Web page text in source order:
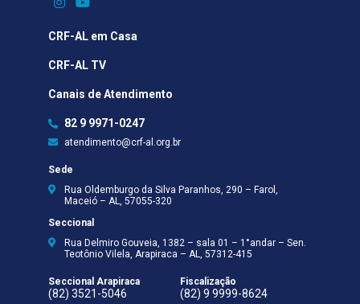
CRF-AL em Casa
CRF-AL TV
Canais de Atendimento
82 9 9971-0247
atendimento@crf-al.org.br
Sede
Rua Oldemburgo da Silva Paranhos, 290 – Farol,
Maceió – AL, 57055-320
Seccional
Rua Delmiro Gouveia, 1382 – sala 01 – 1°andar – Sen.
Teotônio Vilela, Arapiraca – AL, 57312-415
Seccional Arapiraca
(82) 3521-5046
Fiscalização
(82) 9 9999-8624